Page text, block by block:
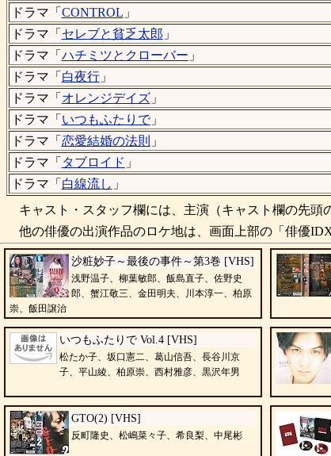
ドラマ「 CONTROL 」
ドラマ「 セレブと貧乏太郎 」
ドラマ「 ハチミツとクローバー 」
ドラマ「 白夜行」
ドラマ「 オレンジデイズ」
ドラマ「 いつもふたりで」
ドラマ「 恋愛結婚の法則 」
ドラマ「 タブロイド 」
ドラマ「 白線流し 」
キャスト・スタッフ欄には、主演（キャスト欄の先頭
他の俳優の出演作品のロケ地は、画面上部の「俳優
沙粧妙子～最後の事件～第3巻 [VHS]
浅野温子、柳葉敏郎、飯島直子、佐野史
郎、蟹江敬三、金田明夫、川本淳一、柏原
崇、飯田譲治
いつもふたりで Vol.4 [VHS]
松たか子、坂口憲二、葛山信吾、長谷川京
子、平山綾、柏原崇、西村雅彦、黒沢年男
GTO(2) [VHS]
反町隆史、松嶋菜々子、希良梨、中尾彬